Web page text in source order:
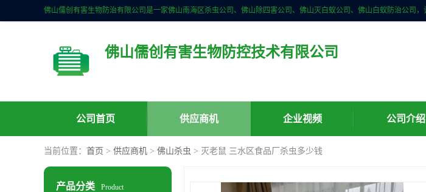
佛山儒创有害生物防控技术有限公司
公司首页 供应商机 企业视频 公司介绍
当前位置： 首页 > 供应商机 > 佛山杀虫 > 灭老鼠 三水区食品厂杀虫多少钱
产品分类 Product